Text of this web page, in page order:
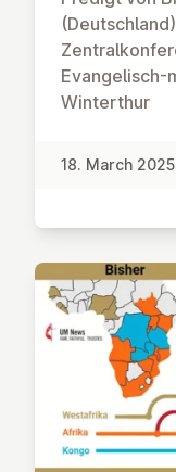
Evangelisch-
Winterthur
18. March 2025